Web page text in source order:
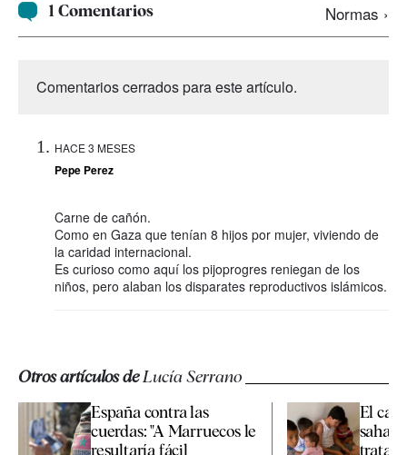
1 Comentarios Normas ›
Comentarios cerrados para este artículo.
HACE 3 MESES
Pepe Perez
Carne de cañón.
Como en Gaza que tenían 8 hijos por mujer, viviendo de
la caridad internacional.
Es curioso como aquí los pijoprogres reniegan de los
niños, pero alaban los disparates reproductivos islámicos.
Otros artículos deLucía Serrano
España contra las
cuerdas: "A Marruecos le
resultaría fácil
El